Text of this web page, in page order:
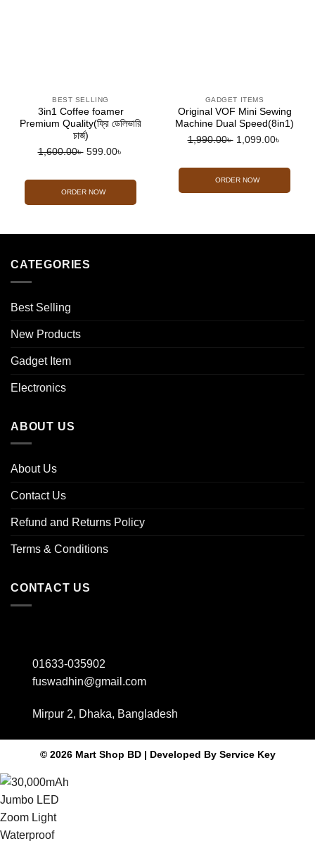
BEST SELLING
3in1 Coffee foamer
Premium Quality(ফ্রি ডেলিভারি
চার্জ)
1,600.00৳ Original
was:
1,600.00৳ .
599.00৳
is:
ORDER NOW
GADGET ITEMS
Original VOF Mini Sewing
Machine Dual Speed(8in1)
1,990.00৳ Original
was:
1,990.00৳ .
1,099.00৳
is:
ORDER NOW
CATEGORIES
Best Selling
New Products
Gadget Item
Electronics
ABOUT US
About Us
Contact Us
Refund and Returns Policy
Terms & Conditions
CONTACT US
01633-035902
fuswadhin@gmail.com
Mirpur 2, Dhaka, Bangladesh
© 2026 Mart Shop BD | Developed By Service Key